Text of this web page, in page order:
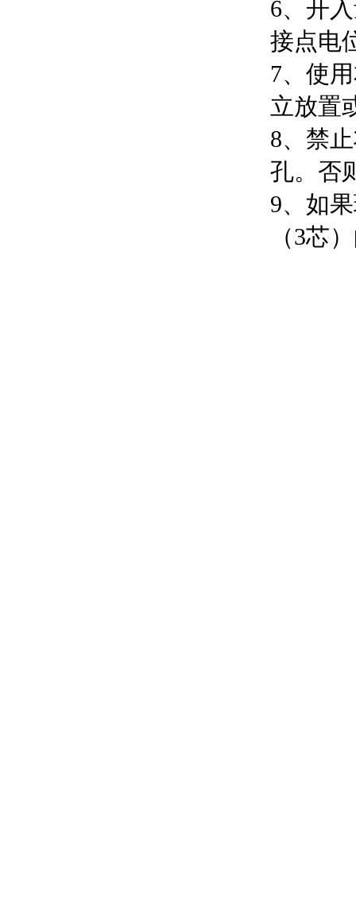
6、开
接点电
7、使
立放置
8、禁
孔。否
9、如
（3芯